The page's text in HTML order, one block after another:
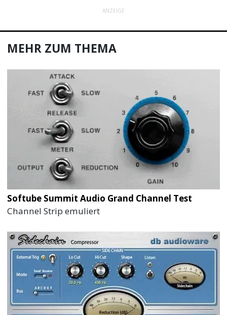
ANZEIGE
MEHR ZUM THEMA
Softube Summit Audio Grand Channel Test
Channel Strip emuliert